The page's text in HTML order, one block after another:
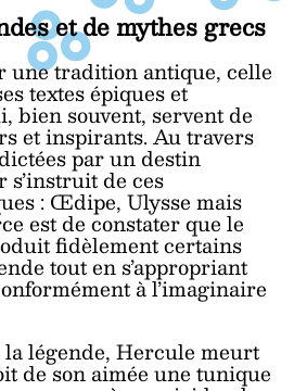
et de mythes grecs
une tradition antique, celle
textes épiques et
bien souvent, servent de
et inspirants. Au travers
par un destin
de ces
: Œdipe, Ulysse mais
est de constater que le
fidèlement certains
tout en s’appropriant
à l’imaginaire
la légende, Hercule meurt
de son aimée une tunique